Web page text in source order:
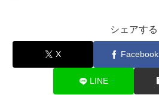
シェアする
X Facebook
LINE